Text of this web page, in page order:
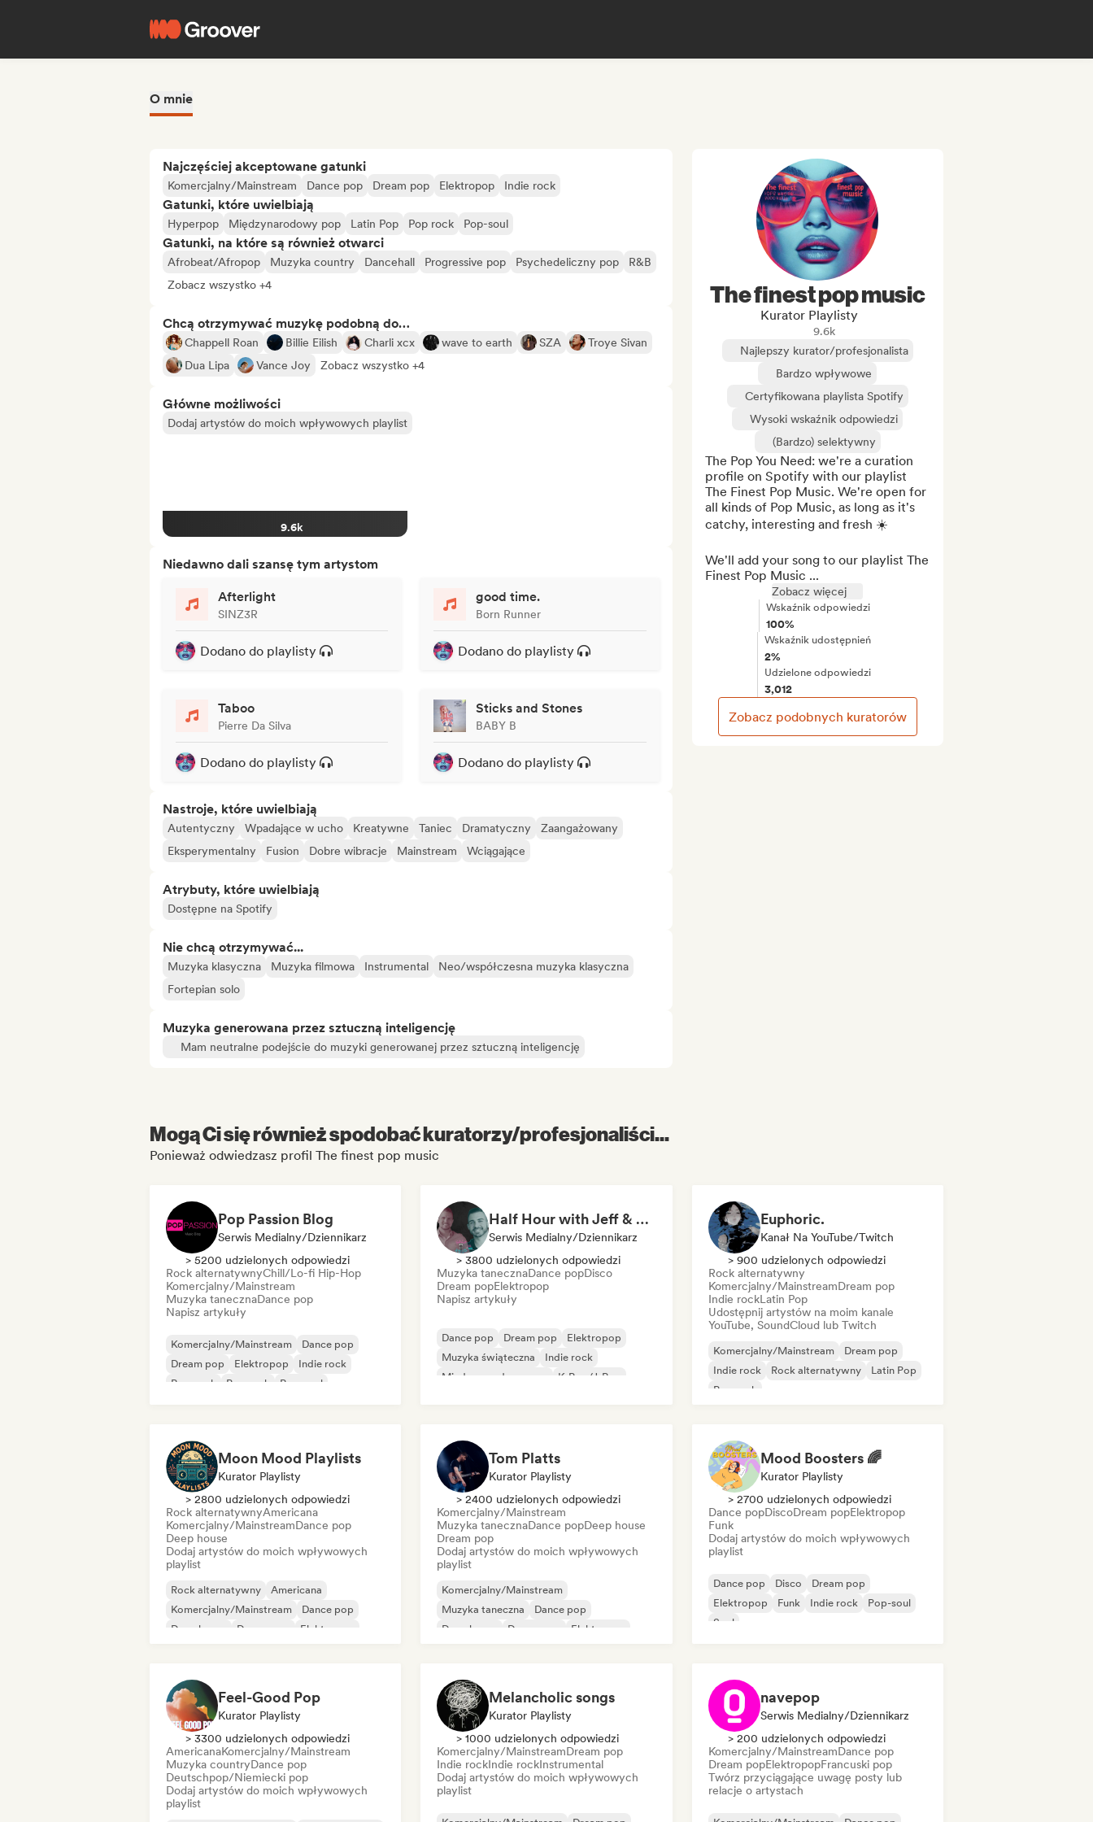
O mnie
Najczęściej akceptowane gatunki
Komercjalny/Mainstream Dance pop Dream pop Elektropop Indie rock
Gatunki, które uwielbiają
Hyperpop Międzynarodowy pop Latin Pop Pop rock Pop-soul
Gatunki, na które są również otwarci
Afrobeat/Afropop Muzyka country Dancehall Progressive pop Psychedeliczny pop
R&B
Zobacz wszystko +4
Chcą otrzymywać muzykę podobną do…
Chappell Roan Billie Eilish Charli xcx wave to earth SZA
Troye Sivan
Dua Lipa
Vance Joy Zobacz wszystko +4
Główne możliwości
Dodaj artystów do moich wpływowych playlist
9.6k
Niedawno dali szansę tym artystom
Afterlight
SINZ3R
Dodano do playlisty
good time.
Born Runner
Dodano do playlisty
Taboo
Pierre Da Silva
Dodano do playlisty
Sticks and Stones
BABY B
Dodano do playlisty
Nastroje, które uwielbiają
Autentyczny Wpadające w ucho Kreatywne Taniec Dramatyczny
Zaangażowany
Eksperymentalny
Fusion Dobre wibracje Mainstream Wciągające
Atrybuty, które uwielbiają
Dostępne na Spotify
Nie chcą otrzymywać...
Muzyka klasyczna Muzyka filmowa Instrumental
Neo/współczesna muzyka klasyczna
Fortepian solo
Muzyka generowana przez sztuczną inteligencję
Mam neutralne podejście do muzyki generowanej przez sztuczną inteligencję
The finest pop music
Kurator Playlisty
9.6k
Najlepszy kurator/profesjonalista
Bardzo wpływowe
Certyfikowana playlista Spotify
Wysoki wskaźnik odpowiedzi
(Bardzo) selektywny
The Pop You Need: we're a curation
profile on Spotify with our playlist
The Finest Pop Music. We're open for
all kinds of Pop Music, as long as it's
catchy, interesting and fresh ☀️
We'll add your song to our playlist The
Finest Pop Music ...
Zobacz więcej
Wskaźnik odpowiedzi
100%
Wskaźnik udostępnień
2%
Udzielone odpowiedzi
3,012
Zobacz podobnych kuratorów
Mogą Ci się również spodobać kuratorzy/profesjonaliści...
Ponieważ odwiedzasz profil The finest pop music
Pop Passion Blog
Serwis Medialny/Dziennikarz
> 5200 udzielonych odpowiedzi
Rock alternatywnyChill/Lo-fi Hip-Hop
Komercjalny/Mainstream
Muzyka tanecznaDance pop
Napisz artykuły
Komercjalny/Mainstream
Dance pop
Dream pop
Elektropop
Indie rock
Pop punk
Pop rock Pop-soul
Half Hour with Jeff & Richie (An Entertainment Podcast)
Serwis Medialny/Dziennikarz
> 3800 udzielonych odpowiedzi
Muzyka tanecznaDance popDisco
Dream popElektropop
Napisz artykuły
Dance pop Dream pop
Elektropop
Muzyka świąteczna
Indie rock
Międzynarodowy pop
K-Pop/J-Pop
Euphoric.
Kanał Na YouTube/Twitch
> 900 udzielonych odpowiedzi
Rock alternatywny
Komercjalny/MainstreamDream pop
Indie rockLatin Pop
Udostępnij artystów na moim kanale
YouTube, SoundCloud lub Twitch
Komercjalny/Mainstream
Dream pop
Indie rock
Rock alternatywny
Latin Pop
Pop rock
Moon Mood Playlists
Kurator Playlisty
> 2800 udzielonych odpowiedzi
Rock alternatywnyAmericana
Komercjalny/MainstreamDance pop
Deep house
Dodaj artystów do moich wpływowych
playlist
Rock alternatywny
Americana
Komercjalny/Mainstream
Dance pop
Deep house
Dream pop
Elektropop
Tom Platts
Kurator Playlisty
> 2400 udzielonych odpowiedzi
Komercjalny/Mainstream
Muzyka tanecznaDance popDeep house
Dream pop
Dodaj artystów do moich wpływowych
playlist
Komercjalny/Mainstream
Muzyka taneczna
Dance pop
Deep house
Dream pop
Elektropop
Mood Boosters 🌈
Kurator Playlisty
> 2700 udzielonych odpowiedzi
Dance popDiscoDream popElektropop
Funk
Dodaj artystów do moich wpływowych
playlist
Dance pop Disco
Dream pop
Elektropop
Funk Indie rock
Pop-soul
Soul
Feel-Good Pop
Kurator Playlisty
> 3300 udzielonych odpowiedzi
AmericanaKomercjalny/Mainstream
Muzyka countryDance pop
Deutschpop/Niemiecki pop
Dodaj artystów do moich wpływowych
playlist
Melancholic songs
Kurator Playlisty
> 1000 udzielonych odpowiedzi
Komercjalny/MainstreamDream pop
Indie rockIndie rockInstrumental
Dodaj artystów do moich wpływowych
playlist
navepop
Serwis Medialny/Dziennikarz
> 200 udzielonych odpowiedzi
Komercjalny/MainstreamDance pop
Dream popElektropopFrancuski pop
Twórz przyciągające uwagę posty lub
relacje o artystach